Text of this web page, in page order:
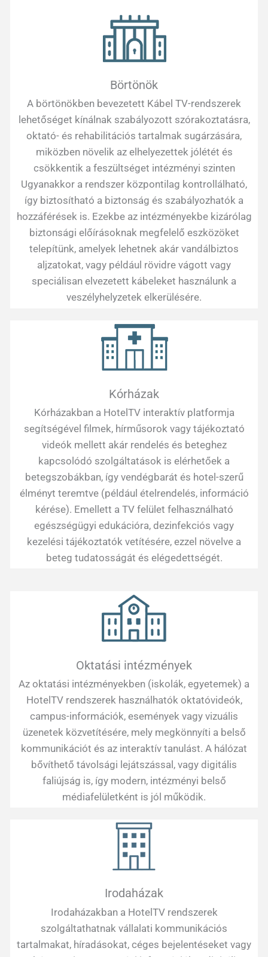
Börtönök
A börtönökben bevezetett Kábel TV-rendszerek
lehetőséget kínálnak szabályozott szórakoztatásra,
oktató- és rehabilitációs tartalmak sugárzására,
miközben növelik az elhelyezettek jólétét és
csökkentik a feszültséget intézményi szinten
Ugyanakkor a rendszer központilag kontrollálható,
így biztosítható a biztonság és szabályozhatók a
hozzáférések is. Ezekbe az intézményekbe kizárólag
biztonsági előírásoknak megfelelő eszközöket
telepítünk, amelyek lehetnek akár vandálbiztos
aljzatokat, vagy például rövidre vágott vagy
speciálisan elvezetett kábeleket használunk a
veszélyhelyzetek elkerülésére.
Kórházak
Kórházakban a HotelTV interaktív platformja
segítségével filmek, hírműsorok vagy tájékoztató
videók mellett akár rendelés és beteghez
kapcsolódó szolgáltatások is elérhetőek a
betegszobákban, így vendégbarát és hotel-szerű
élményt teremtve (például ételrendelés, információ
kérése). Emellett a TV felület felhasználható
egészségügyi edukációra, dezinfekciós vagy
kezelési tájékoztatók vetítésére, ezzel növelve a
beteg tudatosságát és elégedettségét.
Oktatási intézmények
Az oktatási intézményekben (iskolák, egyetemek) a
HotelTV rendszerek használhatók oktatóvideók,
campus-információk, események vagy vizuális
üzenetek közvetítésére, mely megkönnyíti a belső
kommunikációt és az interaktív tanulást. A hálózat
bővíthető távolsági lejátszással, vagy digitális
faliújság is, így modern, intézményi belső
médiafelületként is jól működik.
Irodaházak
Irodaházakban a HotelTV rendszerek
szolgáltathatnak vállalati kommunikációs
tartalmakat, híradásokat, céges bejelentéseket vagy